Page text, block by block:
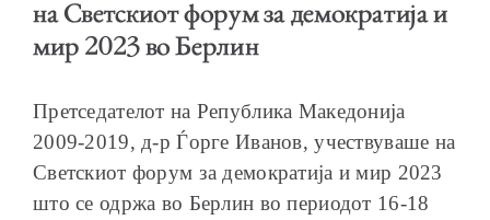
на Светскиот форум за демократија и
мир 2023 во Берлин
Претседателот на Република Македонија
2009-2019, д-р Ѓорге Иванов, учествуваше на
Светскиот форум за демократија и мир 2023
што се одржа во Берлин во периодот 16-18